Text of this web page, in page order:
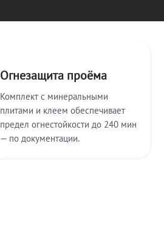
Огнезащита проёма
Комплект с минеральными
плитами и клеем обеспечивает
предел огнестойкости до 240 мин
— по документации.